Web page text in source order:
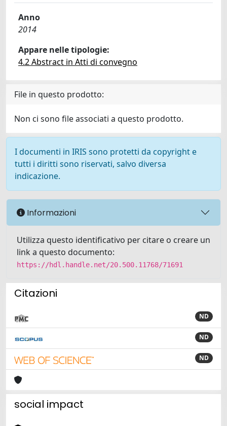
Anno
2014
Appare nelle tipologie:
4.2 Abstract in Atti di convegno
File in questo prodotto:
Non ci sono file associati a questo prodotto.
I documenti in IRIS sono protetti da copyright e
tutti i diritti sono riservati, salvo diversa
indicazione.
Informazioni
Utilizza questo identificativo per citare o creare un
link a questo documento:
https://hdl.handle.net/20.500.11768/71691
Citazioni
ND
ND
ND
social impact